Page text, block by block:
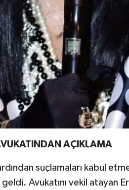
AÇIKLAMA
suçlamaları kabul
Avukatını vekil atayan